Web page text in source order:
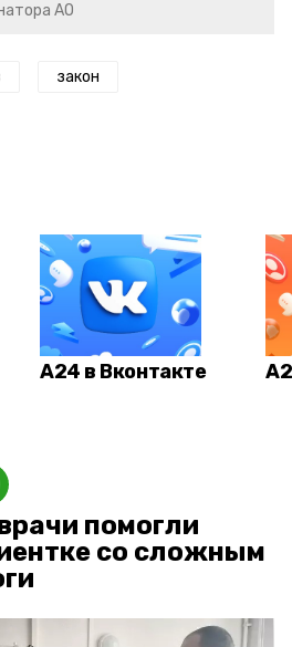
АО
закон
А24 в Вконтакте
помогли
со сложным